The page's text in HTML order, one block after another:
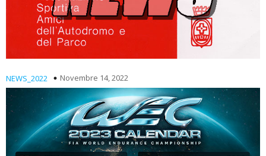
NEWS_2022 Novembre 14, 2022